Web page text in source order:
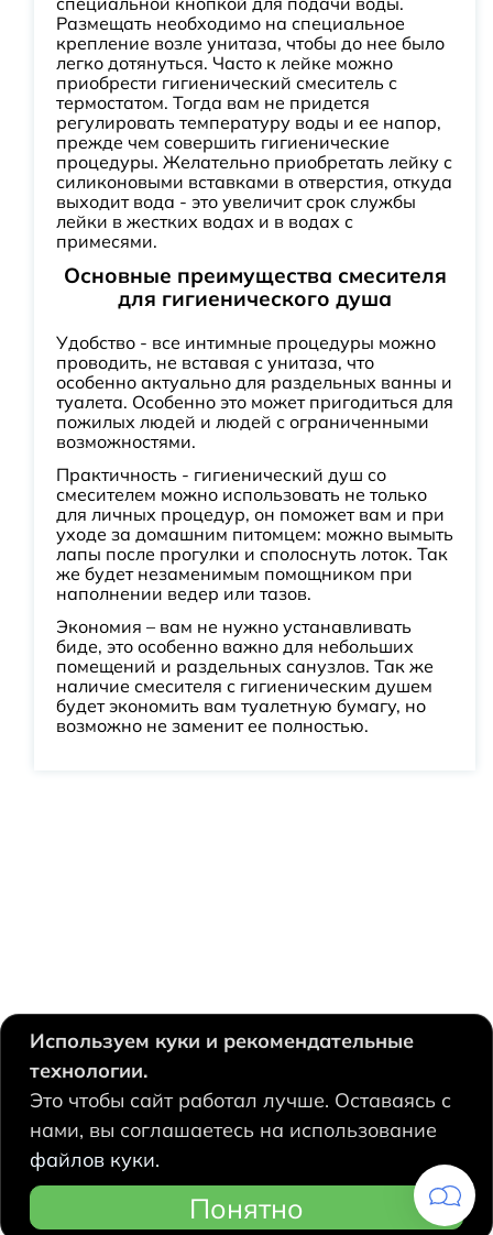
Размещать необходимо на специальное
крепление возле унитаза, чтобы до нее было
легко дотянуться. Часто к лейке можно
приобрести гигиенический смеситель с
термостатом. Тогда вам не придется
регулировать температуру воды и ее напор,
прежде чем совершить гигиенические
процедуры. Желательно приобретать лейку с
силиконовыми вставками в отверстия, откуда
выходит вода - это увеличит срок службы
лейки в жестких водах и в водах с
примесями.
Основные преимущества смесителя
для гигиенического душа
Удобство - все интимные процедуры можно
проводить, не вставая с унитаза, что
особенно актуально для раздельных ванны и
туалета. Особенно это может пригодиться для
пожилых людей и людей с ограниченными
возможностями.
Практичность - гигиенический душ со
смесителем можно использовать не только
для личных процедур, он поможет вам и при
уходе за домашним питомцем: можно вымыть
лапы после прогулки и сполоснуть лоток. Так
же будет незаменимым помощником при
наполнении ведер или тазов.
Экономия – вам не нужно устанавливать
биде, это особенно важно для небольших
помещений и раздельных санузлов. Так же
наличие смесителя с гигиеническим душем
будет экономить вам туалетную бумагу, но
возможно не заменит ее полностью.
630124, Новосибирск,
Есенина, 67
hidrolux@mail.ru
Используем куки и рекомендательные
технологии.
Это чтобы сайт работал лучше. Оставаясь с
нами, вы соглашаетесь на использование
файлов куки.
Понятно